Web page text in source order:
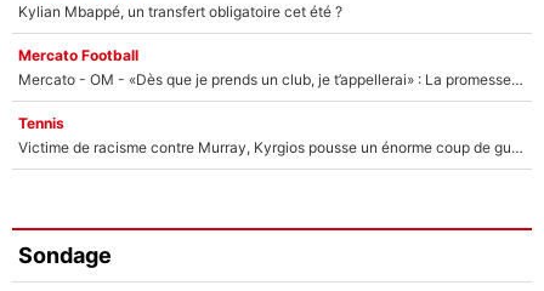
Kylian Mbappé, un transfert obligatoire cet été ?
Mercato Football
Mercato - OM - «Dès que je prends un club, je t’appellerai» : La promesse de Marcelino au moment de claquer la porte
Tennis
Victime de racisme contre Murray, Kyrgios pousse un énorme coup de gueule !
Sondage